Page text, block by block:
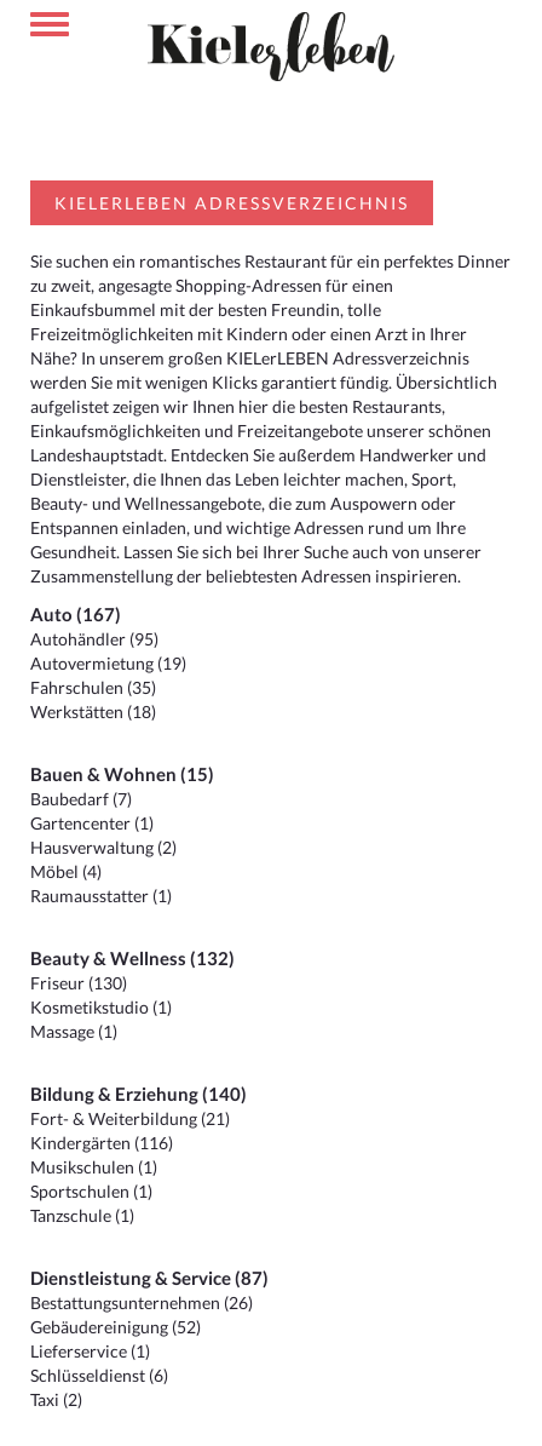
KIELERLEBEN ADRESSVERZEICHNIS
Sie suchen ein romantisches Restaurant für ein perfektes Dinner
zu zweit, angesagte Shopping-Adressen für einen
Einkaufsbummel mit der besten Freundin, tolle
Freizeitmöglichkeiten mit Kindern oder einen Arzt in Ihrer
Nähe? In unserem großen KIELerLEBEN Adressverzeichnis
werden Sie mit wenigen Klicks garantiert fündig. Übersichtlich
aufgelistet zeigen wir Ihnen hier die besten Restaurants,
Einkaufsmöglichkeiten und Freizeitangebote unserer schönen
Landeshauptstadt. Entdecken Sie außerdem Handwerker und
Dienstleister, die Ihnen das Leben leichter machen, Sport,
Beauty- und Wellnessangebote, die zum Auspowern oder
Entspannen einladen, und wichtige Adressen rund um Ihre
Gesundheit. Lassen Sie sich bei Ihrer Suche auch von unserer
Zusammenstellung der beliebtesten Adressen inspirieren.
Auto (167)
Autohändler (95)
Autovermietung (19)
Fahrschulen (35)
Werkstätten (18)
Bauen & Wohnen (15)
Baubedarf (7)
Gartencenter (1)
Hausverwaltung (2)
Möbel (4)
Raumausstatter (1)
Beauty & Wellness (132)
Friseur (130)
Kosmetikstudio (1)
Massage (1)
Bildung & Erziehung (140)
Fort- & Weiterbildung (21)
Kindergärten (116)
Musikschulen (1)
Sportschulen (1)
Tanzschule (1)
Dienstleistung & Service (87)
Bestattungsunternehmen (26)
Gebäudereinigung (52)
Lieferservice (1)
Schlüsseldienst (6)
Taxi (2)